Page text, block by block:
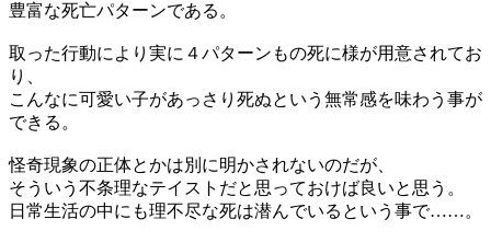
豊富な死亡パターンである。
取った行動により実に４パターンもの死に様が用意されてお
り、
こんなに可愛い子があっさり死ぬという無常感を味わう事が
できる。
怪奇現象の正体とかは別に明かされないのだが、
そういう不条理なテイストだと思っておけば良いと思う。
日常生活の中にも理不尽な死は潜んでいるという事で……。